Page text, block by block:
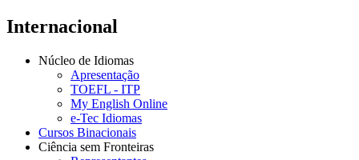
Internacional
Núcleo de Idiomas
Apresentação
TOEFL - ITP
My English Online
e-Tec Idiomas
Cursos Binacionais
Ciência sem Fronteiras